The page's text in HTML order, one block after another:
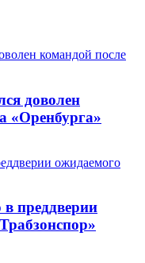
доволен
«Оренбурга»
преддверии